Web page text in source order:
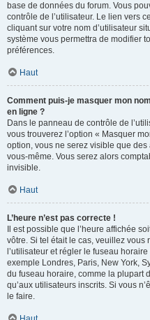
base de données du forum. Vous
contrôle de l’utilisateur. Le lien vers
cliquant sur votre nom d’utilisateur
système vous permettra de modifier
préférences.
Haut
Comment puis-je masquer mon
en ligne ?
Dans le panneau de contrôle de
vous trouverez l’option « Masquer
option, vous ne serez visible que
vous-même. Vous serez alors
invisible.
Haut
L’heure n’est pas correcte !
Il est possible que l’heure affichée
vôtre. Si tel était le cas, veuillez
l’utilisateur et régler le fuseau
exemple Londres, Paris, New York,
du fuseau horaire, comme la plupart
qu’aux utilisateurs inscrits. Si vous
le faire.